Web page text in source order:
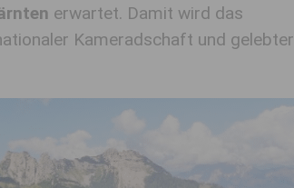
erwartet. Damit wird das
Kameradschaft und gelebter